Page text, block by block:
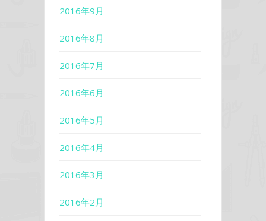
2016年9月
2016年8月
2016年7月
2016年6月
2016年5月
2016年4月
2016年3月
2016年2月